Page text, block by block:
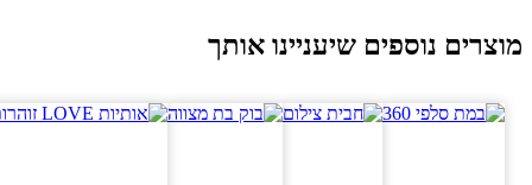
נוספים שיעניינו אותך